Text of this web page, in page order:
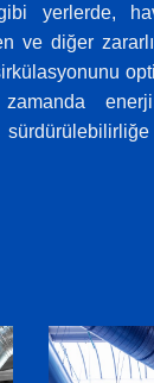
yerlerde,
ve diğer